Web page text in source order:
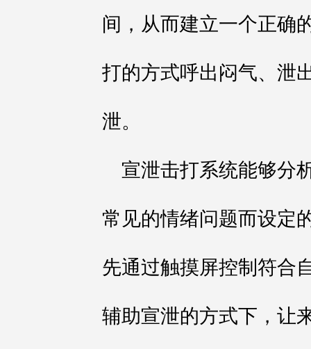
间，从而建立一个正确
打的方式呼出闷气、泄
泄。
宣泄击打系统能够分
常见的情绪问题而设定
先通过触摸屏控制符合
辅助宣泄的方式下，让